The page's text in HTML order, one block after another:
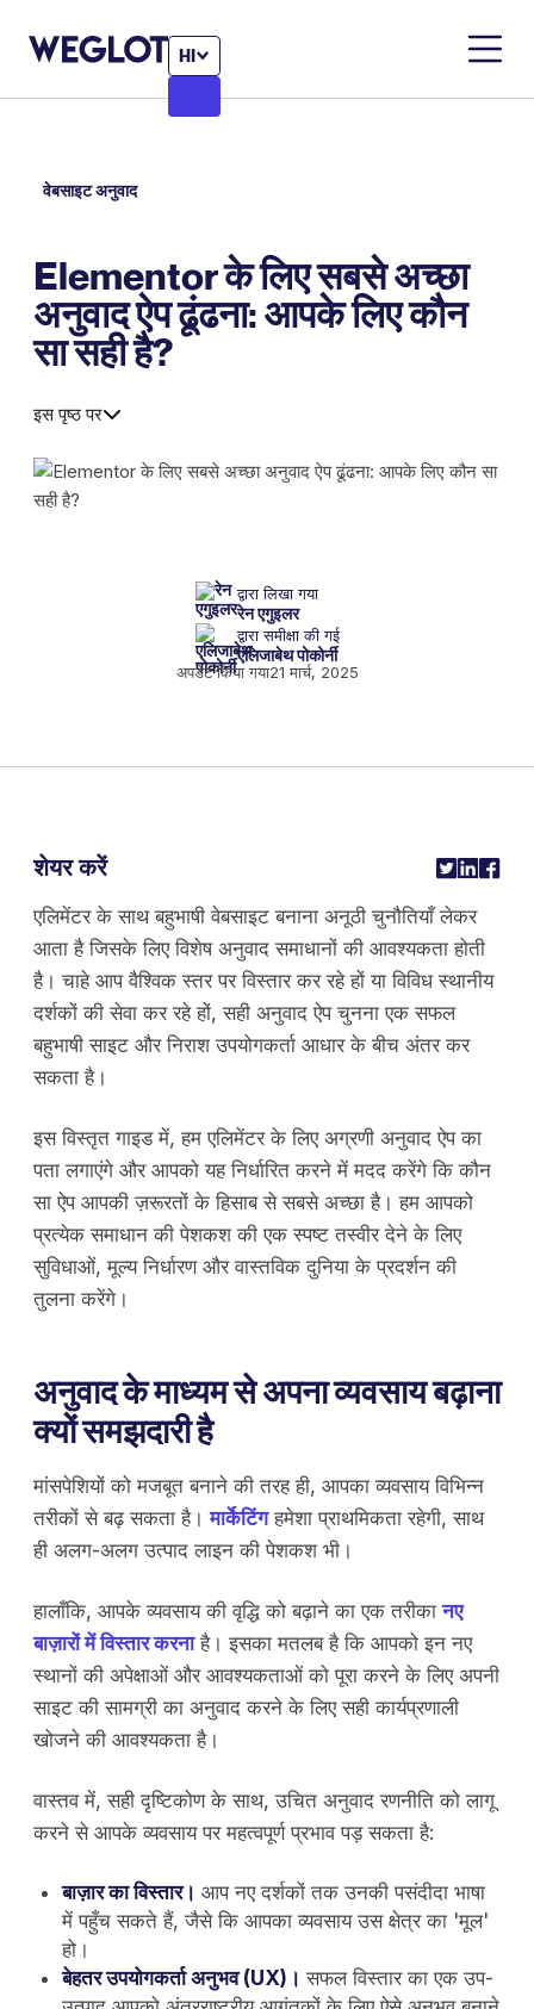
HI
वेबसाइट अनुवाद
Elementor के लिए सबसे अच्छा
अनुवाद ऐप ढूंढना: आपके लिए कौन
सा सही है?
इस पृष्ठ पर
द्वारा लिखा गया
रेन एगुइलर
द्वारा समीक्षा की गई
एलिजाबेथ पोकोर्नी
अपडेट किया गया21 मार्च, 2025
एलिमेंटर के साथ बहुभाषी वेबसाइट बनाना अनूठी चुनौतियाँ लेकर
आता है जिसके लिए विशेष अनुवाद समाधानों की आवश्यकता होती
है। चाहे आप वैश्विक स्तर पर विस्तार कर रहे हों या विविध स्थानीय
दर्शकों की सेवा कर रहे हों, सही अनुवाद ऐप चुनना एक सफल
बहुभाषी साइट और निराश उपयोगकर्ता आधार के बीच अंतर कर
सकता है।
इस विस्तृत गाइड में, हम एलिमेंटर के लिए अग्रणी अनुवाद ऐप का
पता लगाएंगे और आपको यह निर्धारित करने में मदद करेंगे कि कौन
सा ऐप आपकी ज़रूरतों के हिसाब से सबसे अच्छा है। हम आपको
प्रत्येक समाधान की पेशकश की एक स्पष्ट तस्वीर देने के लिए
सुविधाओं, मूल्य निर्धारण और वास्तविक दुनिया के प्रदर्शन की
तुलना करेंगे।
अनुवाद के माध्यम से अपना व्यवसाय बढ़ाना
क्यों समझदारी है
मांसपेशियों को मजबूत बनाने की तरह ही, आपका व्यवसाय विभिन्न
तरीकों से बढ़ सकता है।मार्केटिंगहमेशा प्राथमिकता रहेगी, साथ
ही अलग-अलग उत्पाद लाइन की पेशकश भी।
हालाँकि, आपके व्यवसाय की वृद्धि को बढ़ाने का एक तरीकानए
बाज़ारों में विस्तार करनाहै। इसका मतलब है कि आपको इन नए
स्थानों की अपेक्षाओं और आवश्यकताओं को पूरा करने के लिए अपनी
साइट की सामग्री का अनुवाद करने के लिए सही कार्यप्रणाली
खोजने की आवश्यकता है।
वास्तव में, सही दृष्टिकोण के साथ, उचित अनुवाद रणनीति को लागू
करने से आपके व्यवसाय पर महत्वपूर्ण प्रभाव पड़ सकता है:
बाज़ार का विस्तार। आप नए दर्शकों तक उनकी पसंदीदा भाषा
में पहुँच सकते हैं, जैसे कि आपका व्यवसाय उस क्षेत्र का 'मूल'
हो।
बेहतर उपयोगकर्ता अनुभव (UX)। सफल विस्तार का एक उप-
शेयर करें